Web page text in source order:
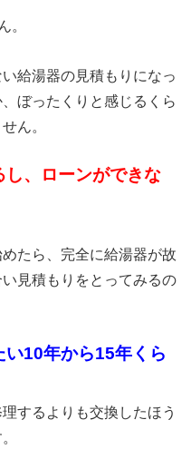
。
給湯器の見積もりになっ
ぼったくりと感じるくら
ん。
、ローンができな
たら、完全に給湯器が故
見積もりをとってみるの
10年から15年くら
するよりも交換したほう